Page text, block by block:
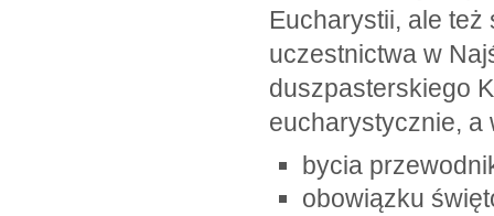
Eucharystii, ale też
uczestnictwa w
duszpasterskiego
eucharystycznie, a
bycia
obowiązku